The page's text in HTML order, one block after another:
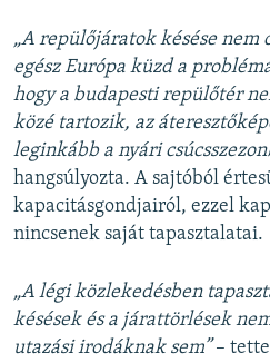
„A repülőjáratok késése nem
egész Európa küzd a
hogy a budapesti repülőtér
közé tartozik, az
leginkább a nyári
hangsúlyozta. A sajtóból
kapacitásgondjairól, ezzel
nincsenek saját tapasztalatai.
„A légi közlekedésben
késések és a járattörlések
utazási irodáknak sem”– tette